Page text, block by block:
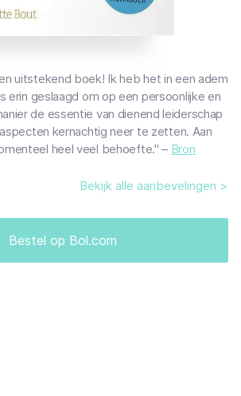
uitstekend boek! Ik heb het in een adem
erin geslaagd om op een persoonlijke en
de essentie van dienend leiderschap
kernachtig neer te zetten. Aan
heel veel behoefte." – Bron
Bestel op Bol.com
Bekijk alle aanbevelingen >